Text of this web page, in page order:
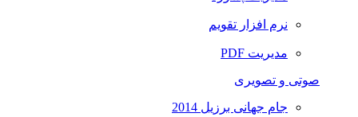
نرم افزار تقویم
مدیریت PDF
صوتی و تصویری
جام جهانی برزیل 2014